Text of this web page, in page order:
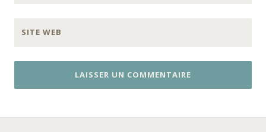
SITE WEB